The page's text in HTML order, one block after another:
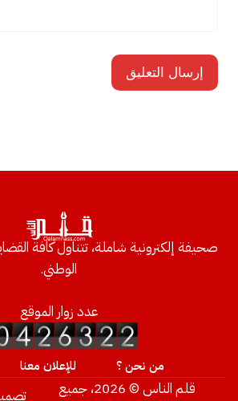
صحيفة إلكترونية شاملة، تتناول كافة
الوطني.
عدد زوار الموقع
من نحن ؟ للإعلان معنا
قلم الناس © 2026، جميع